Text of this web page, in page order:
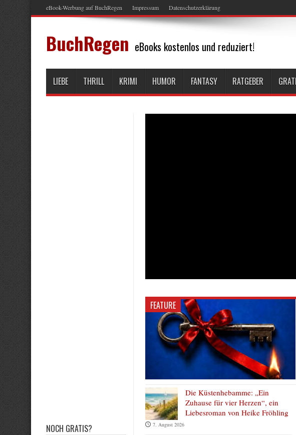
eBook-Werbung auf BuchRegen Impressum Datenschutzerklärung
BuchRegen eBooks kostenlos und reduziert!
LIEBE THRILL KRIMI HUMOR FANTASY RATGEBER
FEATURE
Die Küstenhebamme: „Ein
Zuhause für vier Herzen“, ein
Liebesroman von Heike Fröhling
7. August 2026
NOCH GRATIS?